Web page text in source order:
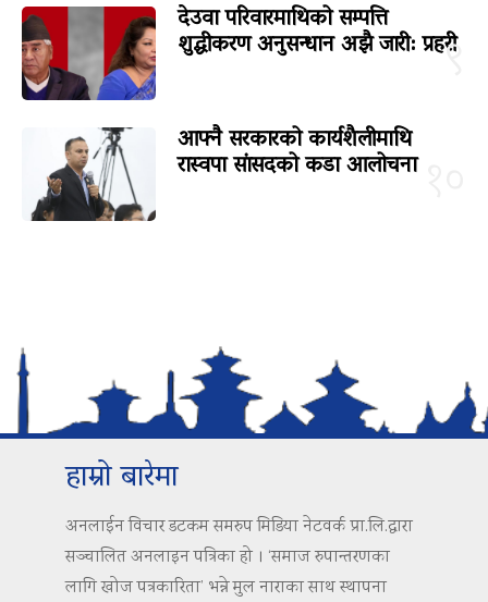
९
देउवा परिवारमाथिको सम्पत्ति
शुद्धीकरण अनुसन्धान अझै जारी: प्रहरी
आफ्नै सरकारको कार्यशैलीमाथि
रास्वपा सांसदको कडा आलोचना
हाम्रो बारेमा
अनलाईन विचार डटकम समरुप मिडिया नेटवर्क प्रा.लि.द्वारा
सञ्चालित अनलाइन पत्रिका हो । ‘समाज रुपान्तरणका
लागि खोज पत्रकारिता’ भन्ने मुल नाराका साथ स्थापना